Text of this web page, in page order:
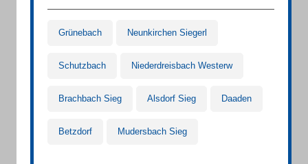
Grünebach Neunkirchen Siegerl
Schutzbach Niederdreisbach Westerw
Brachbach Sieg Alsdorf Sieg Daaden
Betzdorf Mudersbach Sieg